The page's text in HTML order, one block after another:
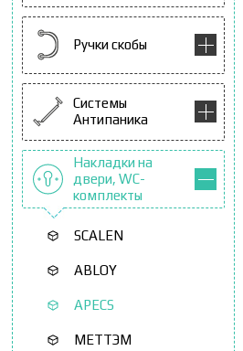
Ручки скобы
Системы
Антипаника
Накладки на
двери, WC-
комплекты
SCALEN
ABLOY
APECS
МЕТТЭМ